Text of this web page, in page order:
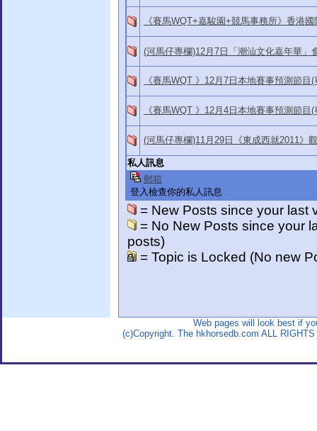
《賽馬WQT+嘉駿園+競馬事務所》香港
(河馬仔專欄)12月7日「潮汕文化嘉年華
《賽馬WQT 》12月7日本地賽事預測節目
《賽馬WQT 》12月4日本地賽事預測節目
(河馬仔專欄)11月29日《東成西就2011》
私人訊息
郵箱
登入檢查你的私人訊息
= New Posts since your last
= No New Posts since your
posts)
= Topic is Locked (No new
Web pages will look best if
(c)Copyright. The hkhorsedb.com ALL